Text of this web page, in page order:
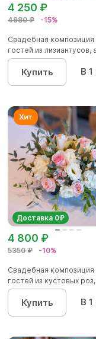
4980 ₽ -15%
4 250 ₽
Свадебная композиция
гостей из лизиантусов,
Купить В 1
Доставка 0₽
5350 ₽ -10%
4 800 ₽
Свадебная композиция
гостей из кустовых роз,
Купить В 1